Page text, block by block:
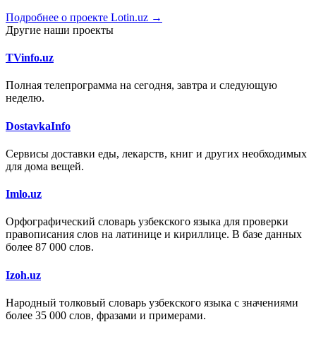
Подробнее о проекте Lotin.uz →
Другие наши проекты
TVinfo.uz
Полная телепрограмма на сегодня, завтра и следующую
неделю.
DostavkaInfo
Сервисы доставки еды, лекарств, книг и других необходимых
для дома вещей.
Imlo.uz
Орфографический словарь узбекского языка для проверки
правописания слов на латинице и кириллице. В базе данных
более 87 000 слов.
Izoh.uz
Народный толковый словарь узбекского языка с значениями
более 35 000 слов, фразами и примерами.